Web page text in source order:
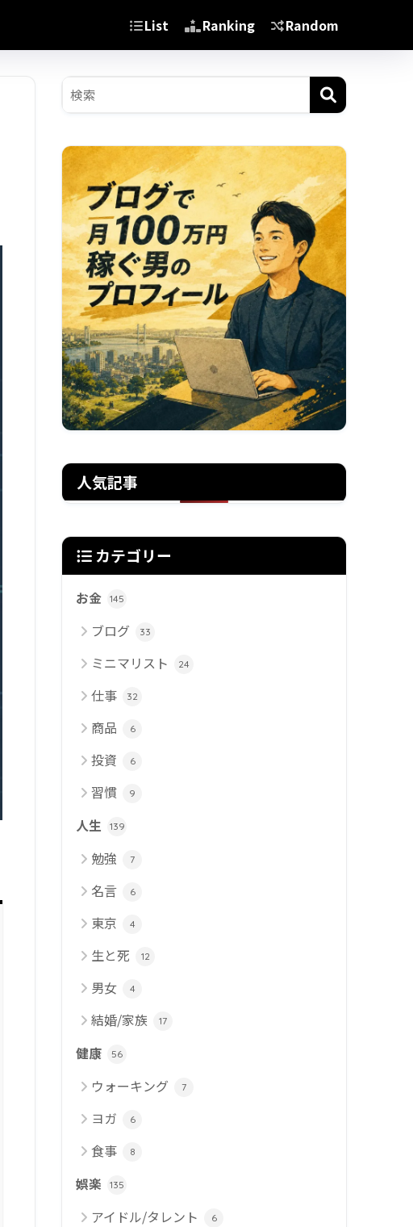
List Ranking Random
人気記事
カテゴリー
お金 145
ブログ 33
ミニマリスト 24
仕事 32
商品 6
投資 6
習慣 9
人生 139
勉強 7
名言 6
東京 4
生と死 12
男女 4
結婚/家族 17
健康 56
ウォーキング 7
ヨガ 6
食事 8
娯楽 135
アイドル/タレント 6